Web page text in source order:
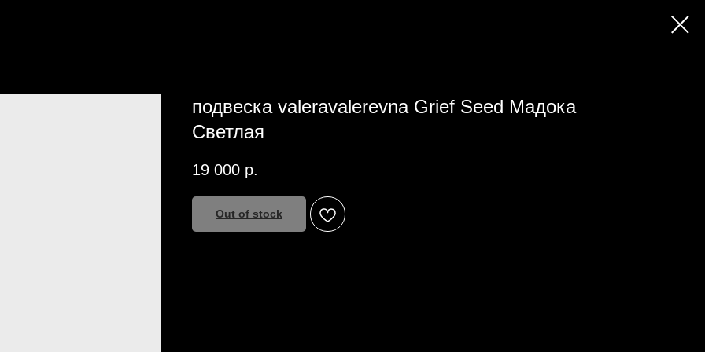
подвеска valeravalerevna Grief Seed Мадока
Светлая
19 000 р.
Out of stock